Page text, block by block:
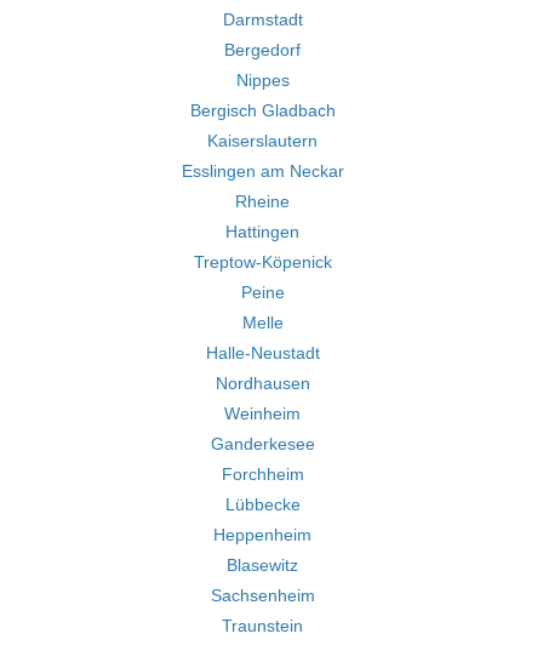
Darmstadt
Bergedorf
Nippes
Bergisch Gladbach
Kaiserslautern
Esslingen am Neckar
Rheine
Hattingen
Treptow-Köpenick
Peine
Melle
Halle-Neustadt
Nordhausen
Weinheim
Ganderkesee
Forchheim
Lübbecke
Heppenheim
Blasewitz
Sachsenheim
Traunstein